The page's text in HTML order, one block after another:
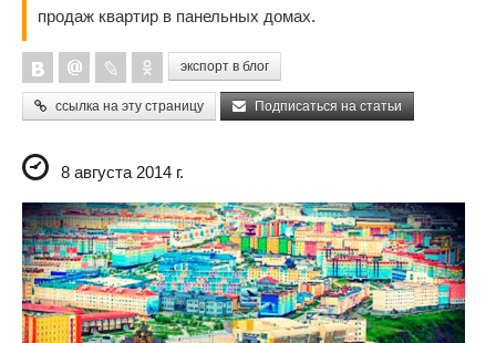
продаж квартир в панельных домах.
экспорт в блог
ссылка на эту страницу Подписаться на статьи
8 августа 2014 г.